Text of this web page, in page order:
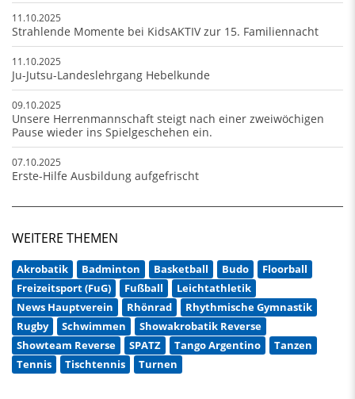
11.10.2025
Strahlende Momente bei KidsAKTIV zur 15. Familiennacht
11.10.2025
Ju-Jutsu-Landeslehrgang Hebelkunde
09.10.2025
Unsere Herrenmannschaft steigt nach einer zweiwöchigen
Pause wieder ins Spielgeschehen ein.
07.10.2025
Erste-Hilfe Ausbildung aufgefrischt
WEITERE THEMEN
Akrobatik Badminton Basketball Budo
Floorball
Freizeitsport (FuG)
Fußball
Leichtathletik
News Hauptverein
Rhönrad
Rhythmische Gymnastik
Rugby
Schwimmen
Showakrobatik Reverse
Showteam Reverse
SPATZ Tango Argentino
Tanzen
Tennis
Tischtennis Turnen